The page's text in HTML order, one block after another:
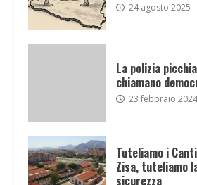
24 agosto 2025
La polizia
chiamano
23 febbraio 2024
Tuteliamo i
Zisa, tuteliamo
sicurezza